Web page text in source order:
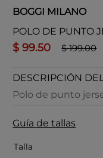
BOGGI MILANO
POLO DE PUNTO
$ 99.50 $ 199.00
DESCRIPCIÓN
Polo de punto
Guía de tallas
Talla